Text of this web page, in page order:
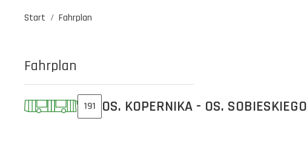
Start Fahrplan
Fahrplan
191 OS. KOPERNIKA - OS. SOBIESKIEGO